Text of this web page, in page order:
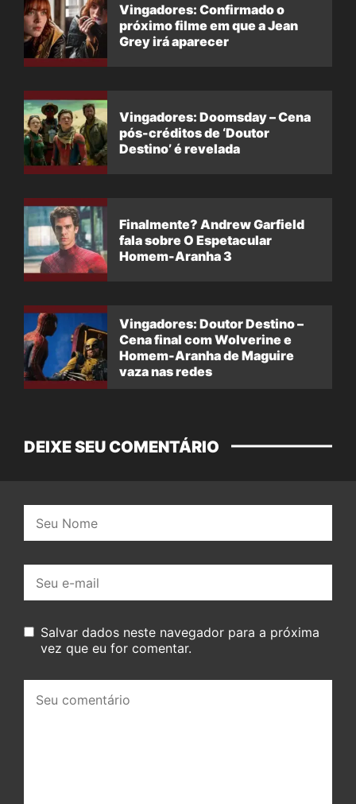
Vingadores: Confirmado o
próximo filme em que a Jean
Grey irá aparecer
Vingadores: Doomsday – Cena
pós-créditos de ‘Doutor
Destino’ é revelada
Finalmente? Andrew Garfield
fala sobre O Espetacular
Homem-Aranha 3
Vingadores: Doutor Destino –
Cena final com Wolverine e
Homem-Aranha de Maguire
vaza nas redes
DEIXE SEU COMENTÁRIO
mail:
Salvar dados neste navegador para a próxima
vez que eu for comentar.
comentário: